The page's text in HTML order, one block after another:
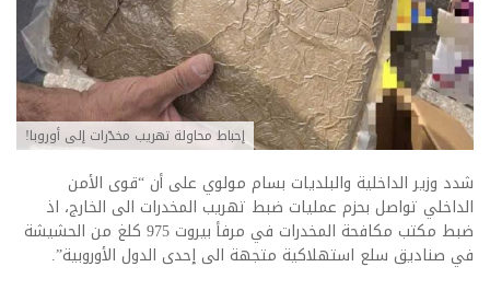
إحباط محاولة تهريب مخدّرات إلى أوروبا!
شدد وزير الداخلية والبلديات بسام مولوي على أن “قوى الأمن
الداخلي تواصل بحزم عمليات ضبط تهريب المخدرات الى الخارج، اذ
ضبط مكتب مكافحة المخدرات في مرفأ بيروت 975 كلغ من الحشيشة
في صناديق سلع استهلاكية متجهة الى إحدى الدول الأوروبية”.